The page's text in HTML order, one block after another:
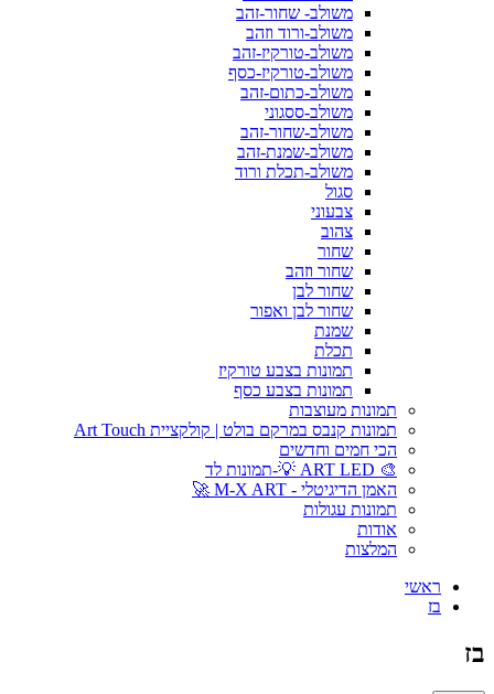
משולב- שחור-זהב
משולב-ורוד וזהב
משולב-טורקיז-זהב
משולב-טורקיז-כסף
משולב-כתום-זהב
משולב-ססגוני
משולב-שחור-זהב
משולב-שמנת-זהב
משולב-תכלת ורוד
סגול
צבעוני
צהוב
שחור
שחור וזהב
שחור לבן
שחור לבן ואפור
שמנת
תכלת
תמונות בצבע טורקיז
תמונות בצבע כסף
תמונות מעוצבות
תמונות קנבס במרקם בולט | קולקציית Art Touch
הכי חמים וחדשים
🎨 ART LED 💡-תמונות לד
האמן הדיגיטלי - M-X ART 🚀
תמונות עגולות
אודות
המלצות
ראשי
בז
בז